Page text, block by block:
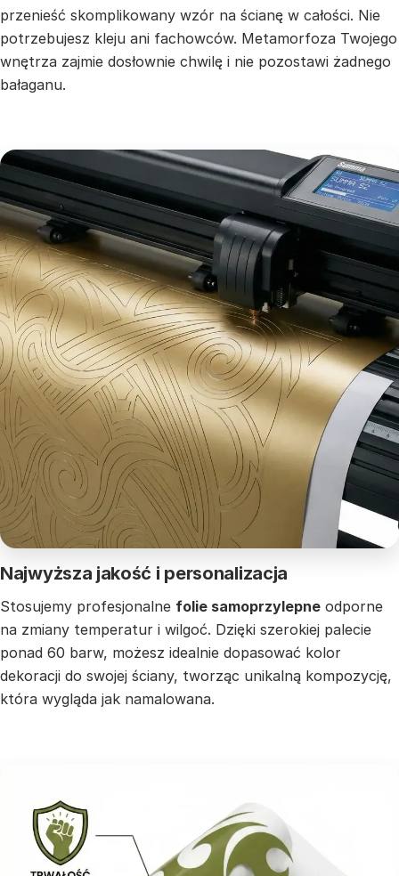
przenieść skomplikowany wzór na ścianę w całości. Nie
potrzebujesz kleju ani fachowców. Metamorfoza Twojego
wnętrza zajmie dosłownie chwilę i nie pozostawi żadnego
bałaganu.
Najwyższa jakość i personalizacja
Stosujemy profesjonalne folie samoprzylepne odporne
na zmiany temperatur i wilgoć. Dzięki szerokiej palecie
ponad 60 barw, możesz idealnie dopasować kolor
dekoracji do swojej ściany, tworząc unikalną kompozycję,
która wygląda jak namalowana.